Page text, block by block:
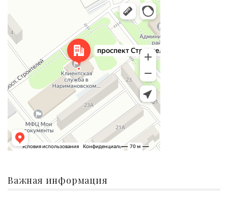
Проспект Строителей, 5 — Яндекс.Карты
Важная информация